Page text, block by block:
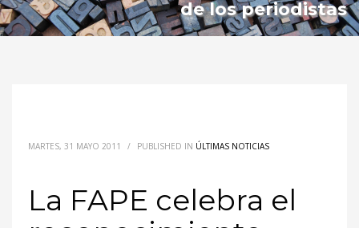
de los periodistas
MARTES, 31 MAYO 2011 / PUBLISHED IN ÚLTIMAS NOTICIAS
La FAPE celebra el